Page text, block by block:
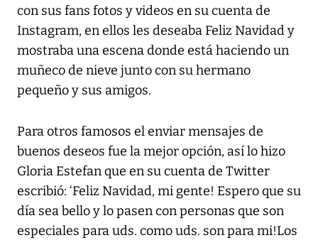
con sus fans fotos y videos en su cuenta de
Instagram, en ellos les deseaba Feliz Navidad y
mostraba una escena donde está haciendo un
muñeco de nieve junto con su hermano
pequeño y sus amigos.
Para otros famosos el enviar mensajes de
buenos deseos fue la mejor opción, así lo hizo
Gloria Estefan que en su cuenta de Twitter
escribió: ‘Feliz Navidad, mi gente! Espero que su
día sea bello y lo pasen con personas que son
especiales para uds. como uds. son para mi!Los